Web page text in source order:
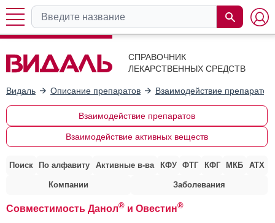
СПРАВОЧНИК
ЛЕКАРСТВЕННЫХ СРЕДСТВ
Видаль Описание препаратов Взаимодействие препаратов
Взаимодействие препаратов
Взаимодействие активных веществ
Поиск По алфавиту Активные в-ва КФУ ФТГ КФГ МКБ АТХ
Компании Заболевания
Совместимость Данол® и Овестин®